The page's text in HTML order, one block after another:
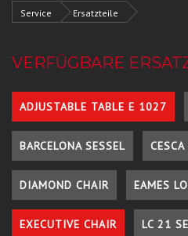
Service Ersatzteile
VERFÜGBARE
ADJUSTABLE TABLE E 1027
BARCELONA SESSEL
DIAMOND CHAIR EAMES
EXECUTIVE CHAIR LC 21